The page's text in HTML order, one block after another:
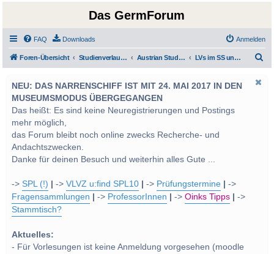
Das GermForum
FAQ Downloads Anmelden
Foren-Übersicht Studienverlauf Bachelor-/Masterstudien sowie UF Deutsch Austrian Studies LVs im SS und WS 2014
NEU: DAS NARRENSCHIFF IST MIT 24. MAI 2017 IN DEN
MUSEUMSMODUS ÜBERGEGANGEN
Das heißt: Es sind keine Neuregistrierungen und Postings
mehr möglich,
das Forum bleibt noch online zwecks Recherche- und
Andachtszwecken.
Danke für deinen Besuch und weiterhin alles Gute ...
->SPL (!) ->VLVZ u:find SPL10 -> Prüfungstermine
->
Fragensammlungen
-> ProfessorInnen ->Oinks Tipps
->
Stammtisch?
Aktuelles:
- Für Vorlesungen ist keine Anmeldung vorgesehen (moodle